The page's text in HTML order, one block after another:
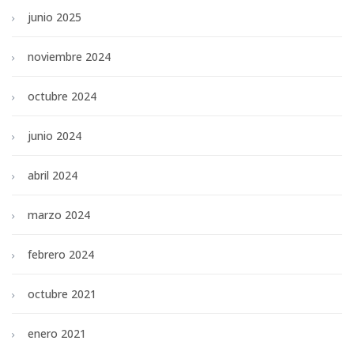
junio 2025
noviembre 2024
octubre 2024
junio 2024
abril 2024
marzo 2024
febrero 2024
octubre 2021
enero 2021